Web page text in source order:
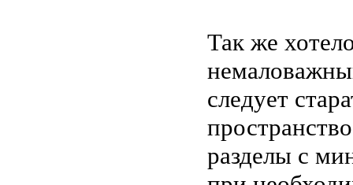
Так же
следует
разделы с